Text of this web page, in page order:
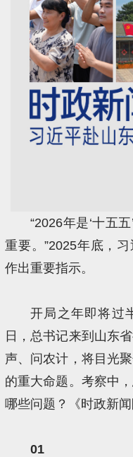
“2026年是‘十五
重要。”2025年底，
作出重要指示。
开局之年即将过
日，总书记来到山东
声、问农计，将目光
的重大命题。考察中
哪些问题？《时政新闻
01